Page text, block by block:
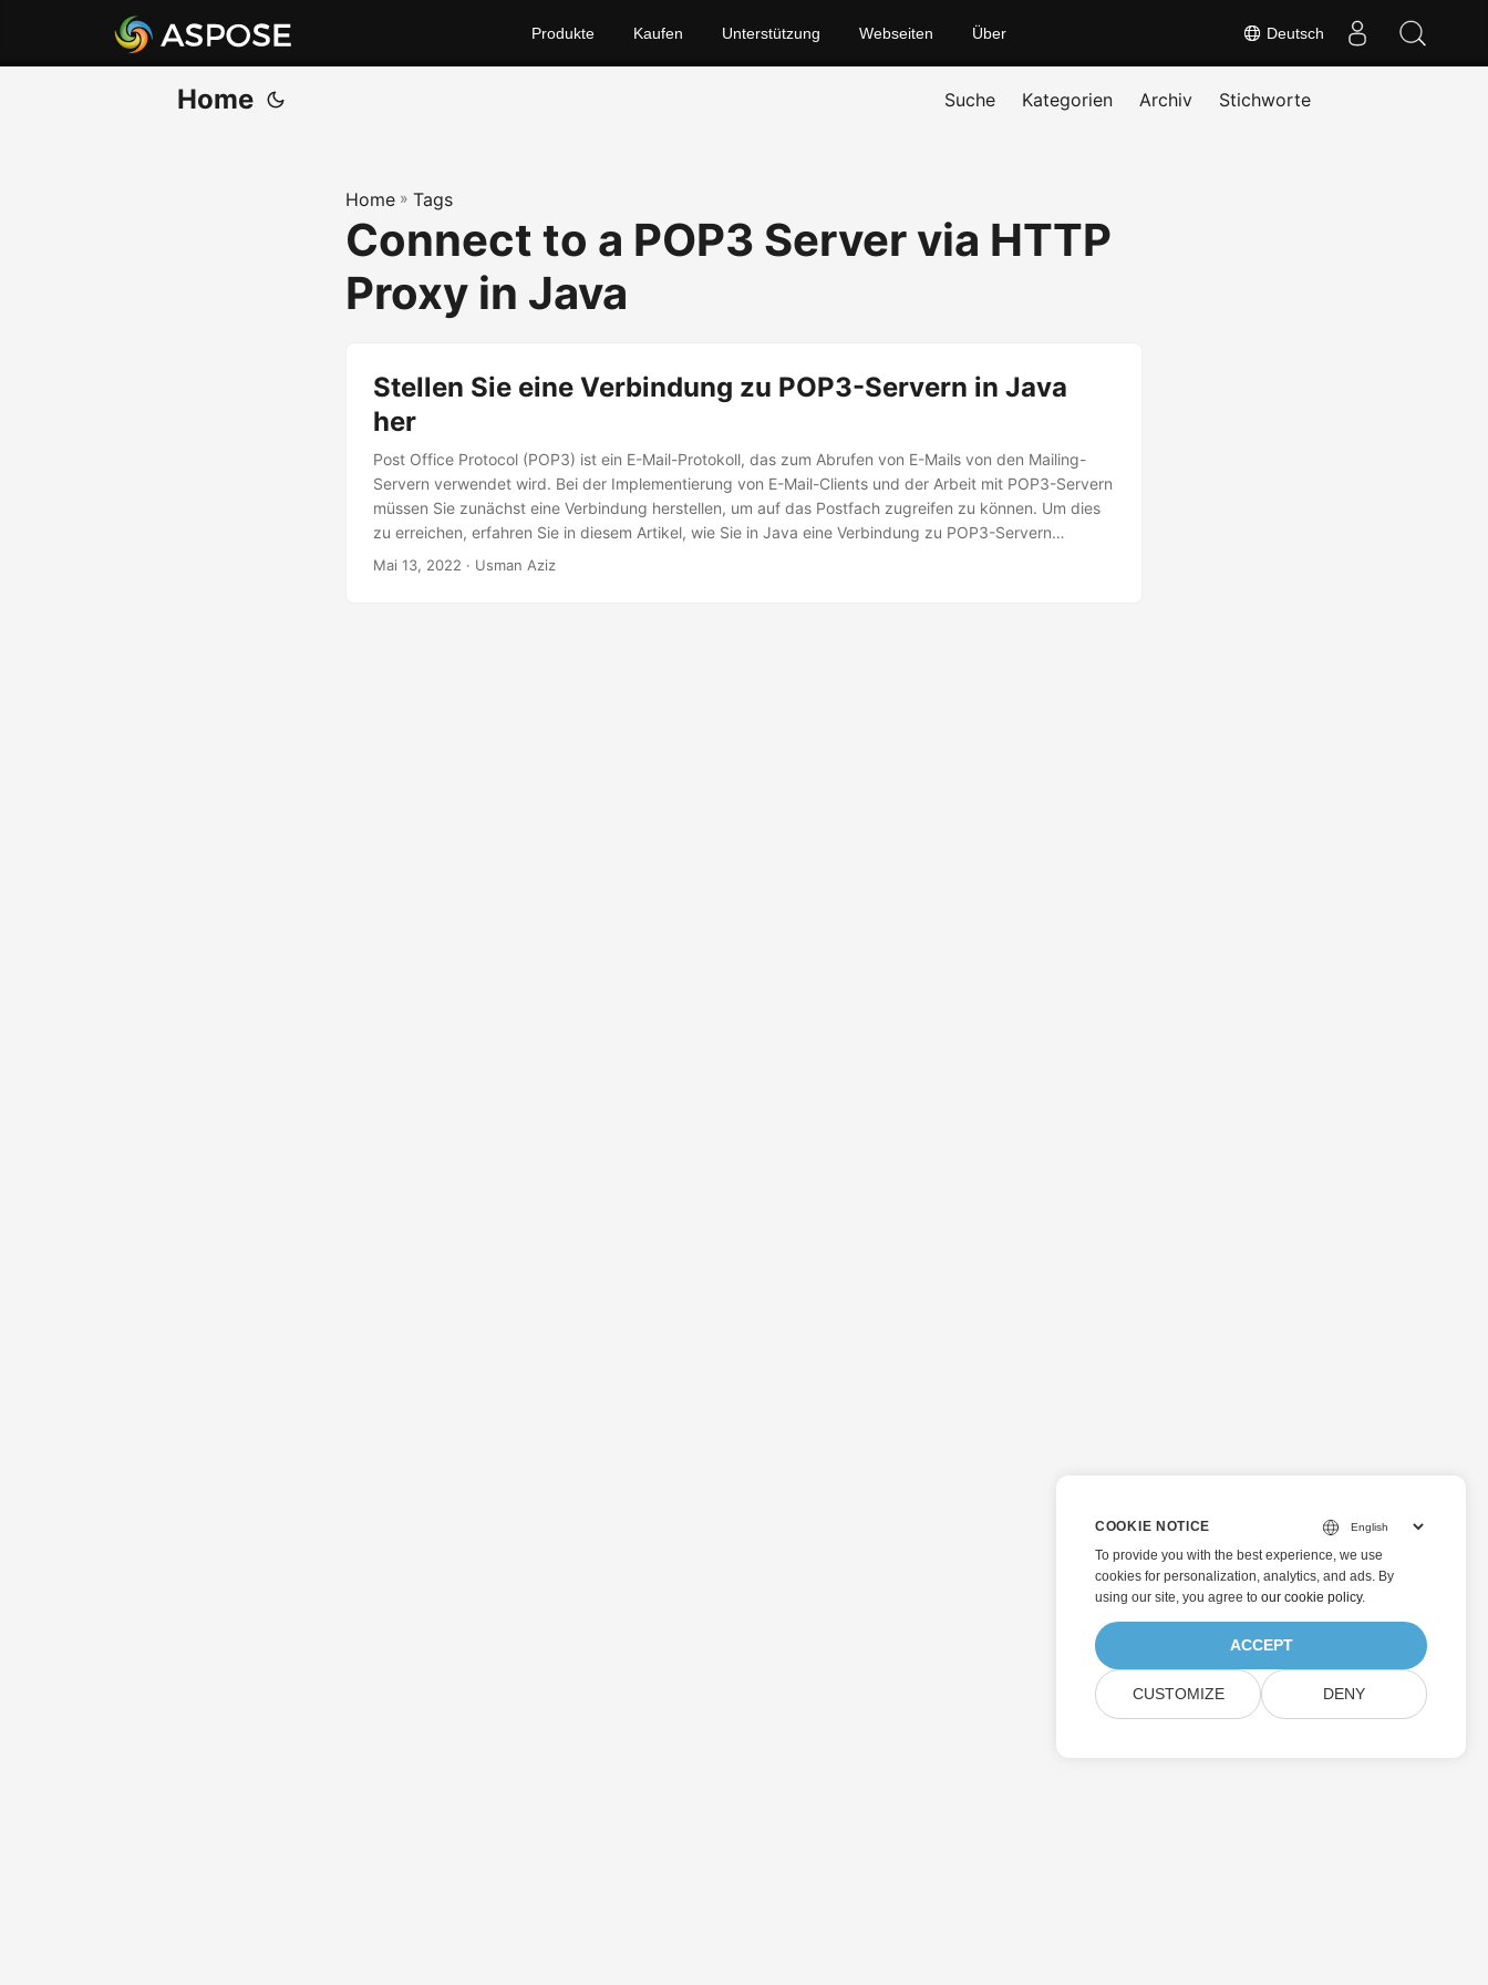
Deutsch
Produkte Kaufen Unterstützung Webseiten Über
Home Suche Kategorien Archiv Stichworte
Home » Tags
Connect to a POP3 Server via HTTP
Proxy in Java
Stellen Sie eine Verbindung zu POP3-Servern in Java
her
Post Office Protocol (POP3) ist ein E-Mail-Protokoll, das zum Abrufen von E-Mails von den Mailing-
Servern verwendet wird. Bei der Implementierung von E-Mail-Clients und der Arbeit mit POP3-Servern
müssen Sie zunächst eine Verbindung herstellen, um auf das Postfach zugreifen zu können. Um dies
zu erreichen, erfahren Sie in diesem Artikel, wie Sie in Java eine Verbindung zu POP3-Servern
herstellen.
Mai 13, 2022 · Usman Aziz
COOKIE NOTICE
To provide you with the best experience, we use
cookies for personalization, analytics, and ads. By
using our site, you agree to our cookie policy.
ACCEPT
CUSTOMIZE DENY